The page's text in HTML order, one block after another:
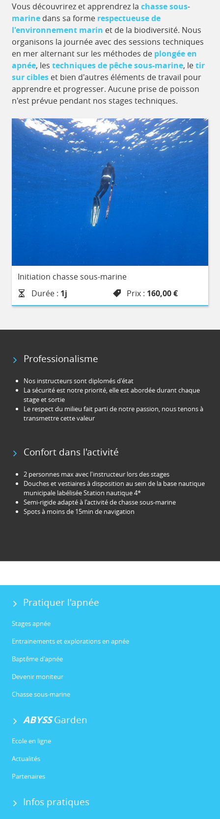
Vous découvrirez et apprendrez la chassesous-
marine dans sa forme respectueusede
l'environnement marin et de la biodiversité. Nous
organisons la journée avec des sessions techniques
en mer alternant sur les méthodes de plongée en
apnée, les techniques de pêche sous-marine, letir
sur cibles et bien d'autres éléments de travail pour
apprendre et progresser. Aucune prise de poisson
n'est prévue pendant nos stages techniques.
Initiation chasse sous-marine
Durée : 1j Prix : 160,00 €
Professionalisme
Nos instructeurs sont diplomés d'état
La sécurité est notre priorité, elle est abordée durant chaque
stage et sortie
Le respect du milieu fait parti de notre passion, nous tenons à
transmettre cette valeur
Confort dans l'activité
2 personnes max avec l'instructeur lors des stages
Douches et vestiaires à disposition au sein de la base nautique
municipale labélisée Station nautique 4*
Semi-rigide adapté à l'activité de chasse sous-marine
Spots à moins de 15min de navigation
Pratiquer l'apnée
Stages apnée
Entrainements et explorations en apnée
Baptême d'apnée
Devenir moniteur
Chasse sous-marine
ABYSSGarden
Ecole en ligne
Actualités
Partenaires
Infos pratiques